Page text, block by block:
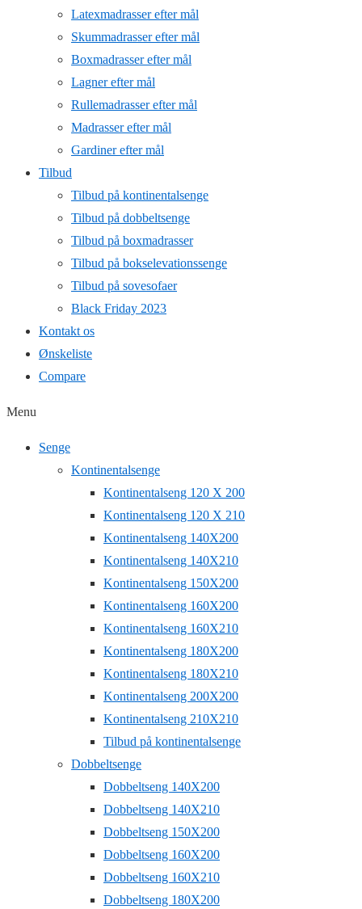
Latexmadrasser efter mål
Skummadrasser efter mål
Boxmadrasser efter mål
Lagner efter mål
Rullemadrasser efter mål
Madrasser efter mål
Gardiner efter mål
Tilbud
Tilbud på kontinentalsenge
Tilbud på dobbeltsenge
Tilbud på boxmadrasser
Tilbud på bokselevationssenge
Tilbud på sovesofaer
Black Friday 2023
Kontakt os
Ønskeliste
Compare
Menu
Senge
Kontinentalsenge
Kontinentalseng 120 X 200
Kontinentalseng 120 X 210
Kontinentalseng 140X200
Kontinentalseng 140X210
Kontinentalseng 150X200
Kontinentalseng 160X200
Kontinentalseng 160X210
Kontinentalseng 180X200
Kontinentalseng 180X210
Kontinentalseng 200X200
Kontinentalseng 210X210
Tilbud på kontinentalsenge
Dobbeltsenge
Dobbeltseng 140X200
Dobbeltseng 140X210
Dobbeltseng 150X200
Dobbeltseng 160X200
Dobbeltseng 160X210
Dobbeltseng 180X200